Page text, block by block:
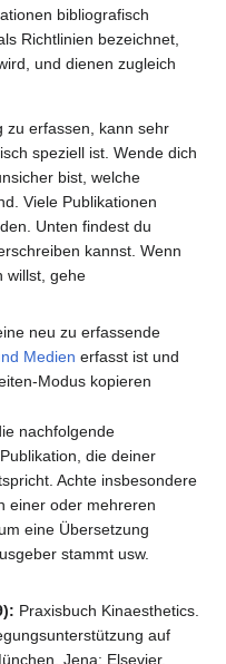
bibliografisch
Richtlinien bezeichnet,
und dienen zugleich
zu erfassen, kann sehr
speziell ist. Wende dich
bist, welche
Viele Publikationen
Unten findest du
kannst. Wenn
willst, gehe
neu zu erfassende
Medien erfasst ist und
Modus kopieren
nachfolgende
die deiner
Achte insbesondere
einer oder mehreren
eine Übersetzung
stammt usw.
Praxisbuch Kinaesthetics.
auf
Jena: Elsevier,